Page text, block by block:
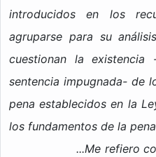
introducidos en los
agruparse para su
cuestionan la
sentencia impugnada- de
pena establecidos en la
los fundamentos de la
...Me refiero